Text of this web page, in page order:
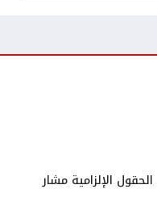
الحقول الإلزامية مشار